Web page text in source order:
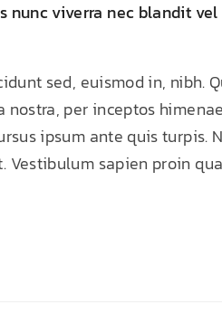
nunc viverra nec blandit
sed, euismod in, nibh.
per inceptos
ipsum ante quis
Vestibulum sapien proin